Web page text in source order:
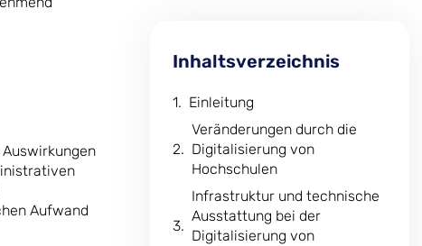
Aufwand
Inhaltsverzeichnis
Einleitung
Veränderungen durch die
Digitalisierung von
Hochschulen
Infrastruktur und technische
Ausstattung bei der
Digitalisierung von